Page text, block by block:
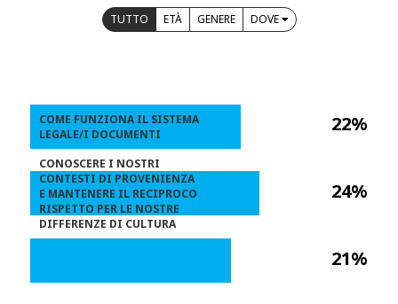
TUTTO ETÀ GENERE DOVE
22%
24%
21%
COME FUNZIONA IL SISTEMA
LEGALE/I DOCUMENTI
CONOSCERE I NOSTRI
CONTESTI DI PROVENIENZA
E MANTENERE IL RECIPROCO
RISPETTO PER LE NOSTRE
DIFFERENZE DI CULTURA